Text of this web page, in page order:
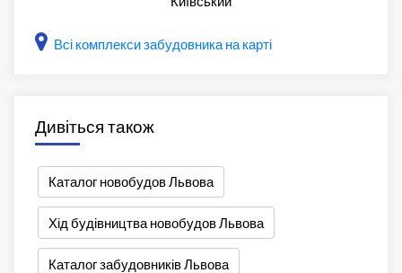
Всі комплекси забудовника на карті
Дивіться також
Каталог новобудов Львова
Хід будівництва новобудов Львова
Каталог забудовників Львова